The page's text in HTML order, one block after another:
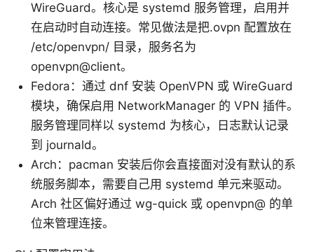
WireGuard。核心是 systemd 服务管理，启用并
在启动时自动连接。常见做法是把.ovpn 配置放在
/etc/openvpn/ 目录，服务名为
openvpn@client。
Fedora：通过 dnf 安装 OpenVPN 或 WireGuard
模块，确保启用 NetworkManager 的 VPN 插件。
服务管理同样以 systemd 为核心，日志默认记录
到 journald。
Arch：pacman 安装后你会直接面对没有默认的系
统服务脚本，需要自己用 systemd 单元来驱动。
Arch 社区偏好通过 wg-quick 或 openvpn@ 的单
位来管理连接。